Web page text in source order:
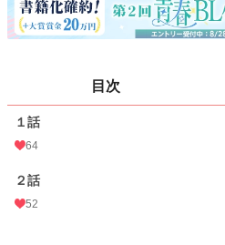
ページ数 225
2025.10.31 10:07
月間ポイント
年間ポイント
累計ポイント
目次
１話
64
２話
52